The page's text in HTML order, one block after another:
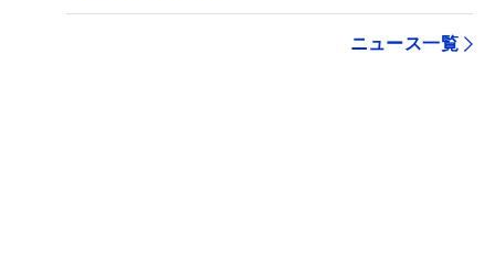
ニュース一覧